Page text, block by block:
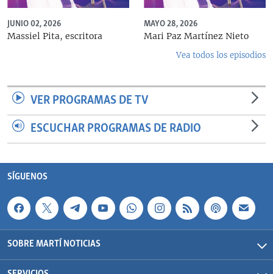
JUNIO 02, 2026
Massiel Pita, escritora
MAYO 28, 2026
Mari Paz Martínez Nieto
Vea todos los episodios
VER PROGRAMAS DE TV
ESCUCHAR PROGRAMAS DE RADIO
SÍGUENOS
SOBRE MARTÍ NOTICIAS